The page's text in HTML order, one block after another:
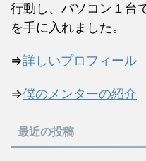
行動し、パソコン１台
を手に入れました。
⇒詳しいプロフィール
⇒僕のメンターの紹介
最近の投稿